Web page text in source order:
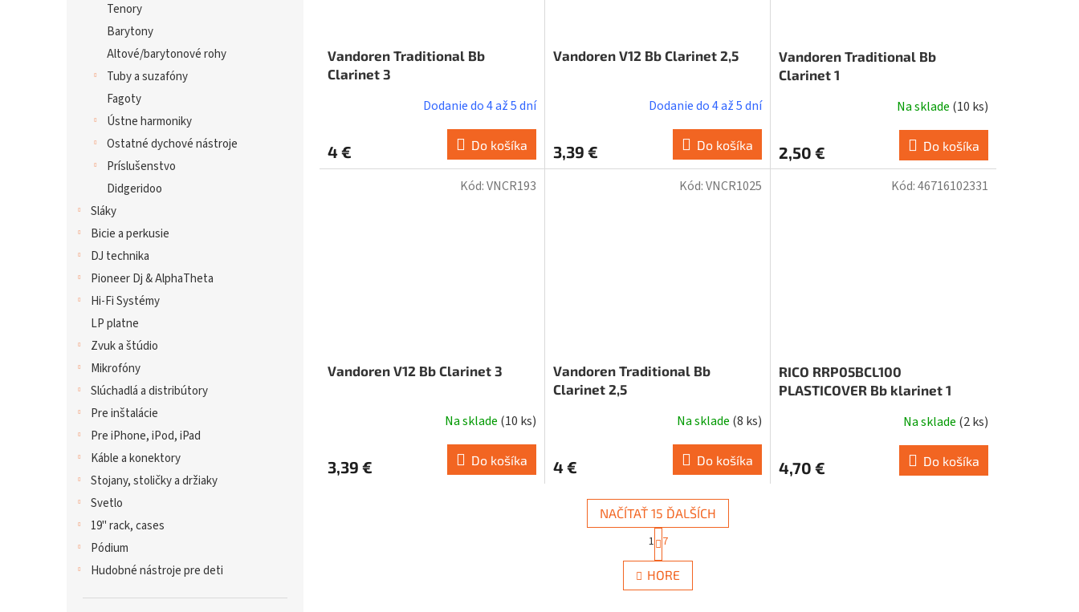
Tenory
Barytony
Altové/barytonové rohy
Tuby a suzafóny
Fagoty
Ústne harmoniky
Ostatné dychové nástroje
Príslušenstvo
Didgeridoo
Sláky
Bicie a perkusie
DJ technika
Pioneer Dj & AlphaTheta
Hi-Fi Systémy
LP platne
Zvuk a štúdio
Mikrofóny
Slúchadlá a distribútory
Pre inštalácie
Pre iPhone, iPod, iPad
Káble a konektory
Stojany, stoličky a držiaky
Svetlo
19" rack, cases
Pódium
Hudobné nástroje pre deti
Vandoren Traditional Bb
Clarinet 3
Dodanie do 4 až 5 dní
4 € Do košíka
Vandoren V12 Bb Clarinet 2,5
Dodanie do 4 až 5 dní
3,39 € Do košíka
Vandoren Traditional Bb
Clarinet 1
Na sklade (10 ks)
2,50 € Do košíka
Vandoren V12 Bb Clarinet 3
Na sklade (10 ks)
3,39 € Do košíka
Kód:VNCR193
Vandoren Traditional Bb
Clarinet 2,5
Na sklade (8 ks)
4 € Do košíka
Kód:VNCR1025
RICO RRP05BCL100
PLASTICOVER Bb klarinet 1
Na sklade (2 ks)
4,70 € Do košíka
Kód:46716102331
O
v
l
á
NAČÍTAŤ 15 ĎALŠÍCH
S
t
r
á
n
1 7
HORE